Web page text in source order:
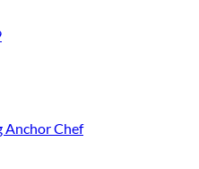
Anchor Chef